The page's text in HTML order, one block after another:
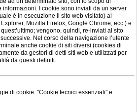
informazioni. I cookie sono inviati da un server
è in esecuzione il sito web visitato) al
Mozilla Firefox, Google Chrome, ecc.) e
vengono, quindi, re-inviati al sito
Nel corso della navigazione l’utente
anche cookie di siti diversi (cookies di
da gestori di detti siti web e utilizzati per
da questi definiti.
di cookie: "Cookie tecnici essenziali" e